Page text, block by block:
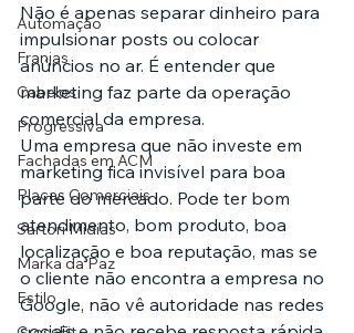
Automação
Franjas
Cabelos
Progressiva
Fachadas em ACM
Placas Comerciais
Sartori Mídias
Marka da Paz
Estilo
Não é apenas separar dinheiro para
impulsionar posts ou colocar
anúncios no ar. É entender que
marketing faz parte da operação
comercial da empresa.
Uma empresa que não investe em
marketing fica invisível para boa
parte do mercado. Pode ter bom
atendimento, bom produto, boa
localização e boa reputação, mas se
o cliente não encontra a empresa no
Google, não vê autoridade nas redes